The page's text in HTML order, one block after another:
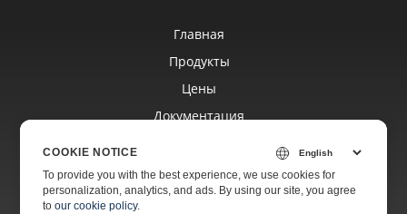
Главная
Продукты
Цены
Документация
Платная Поддержка
COOKIE NOTICE
To provide you with the best experience, we use cookies for
personalization, analytics, and ads. By using our site, you agree
toour cookie policy.